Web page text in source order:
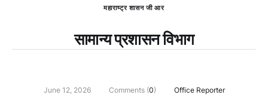
महाराष्ट्र शासन जी आर
सामान्य प्रशासन विभाग
June 12, 2026 Comments (0) Office Reporter